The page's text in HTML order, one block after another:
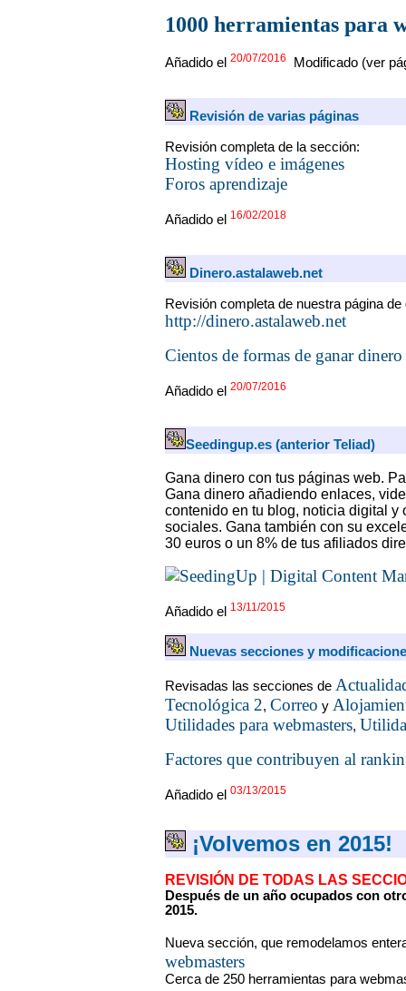
1000 herramientas para
Añadido el 20/07/2016 Modificado (ver
Revisión de varias páginas
Revisión completa de la sección:
Hosting vídeo e imágenes
Foros aprendizaje
Añadido el 16/02/2018
Dinero.astalaweb.net
Revisión completa de nuestra página de
http://dinero.astalaweb.net
Cientos de formas de ganar
Añadido el 20/07/2016
Seedingup.es (anterior Teliad)
Gana dinero con tus páginas web.
Gana dinero añadiendo enlaces,
contenido en tu blog, noticia digital y
sociales. Gana también con su
30 euros o un 8% de tus afiliados
Añadido el 13/11/2015
Nuevas secciones y
Revisadas las secciones de
Tecnológica 2, Correo y
Utilidades para webmasters,
Factores que contribuyen al
Añadido el 03/13/2015
¡Volvemos en 2015!
REVISIÓN DE TODAS LAS
Después de un año ocupados con
2015.
Nueva sección, que remodelamos
webmasters
Cerca de 250 herramientas para